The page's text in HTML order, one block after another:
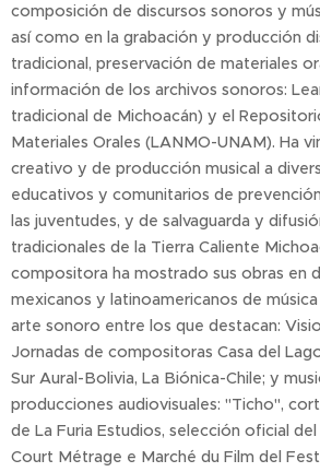
composición de discursos sonoros y
así como en la grabación y producción
tradicional, preservación de materiales
información de los archivos sonoros:
tradicional de Michoacán) y el
Materiales Orales (LANMO-UNAM). Ha
creativo y de producción musical a
educativos y comunitarios de
las juventudes, y de salvaguarda y
tradicionales de la Tierra Caliente
compositora ha mostrado sus obras en
mexicanos y latinoamericanos de
arte sonoro entre los que destacan:
Jornadas de compositoras Casa del
Sur Aural-Bolivia, La Biónica-Chile; y
producciones audiovisuales: "Ticho",
de La Furia Estudios, selección oficial
Court Métrage e Marché du Film del